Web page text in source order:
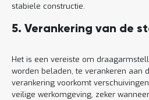
stabiele constructie.
5. Verankering van de
Het is een vereiste om
worden beladen, te verankeren aan
verankering voorkomt
veilige werkomgeving, zeker